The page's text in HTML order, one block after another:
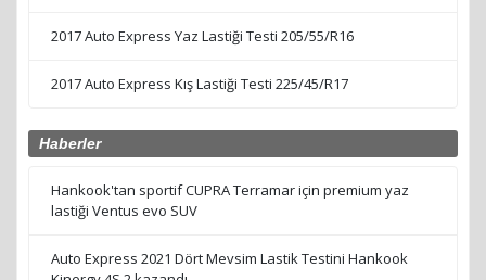
2017 Auto Express Yaz Lastiği Testi 205/55/R16
2017 Auto Express Kış Lastiği Testi 225/45/R17
Haberler
Hankook'tan sportif CUPRA Terramar için premium yaz
lastiği Ventus evo SUV
Auto Express 2021 Dört Mevsim Lastik Testini Hankook